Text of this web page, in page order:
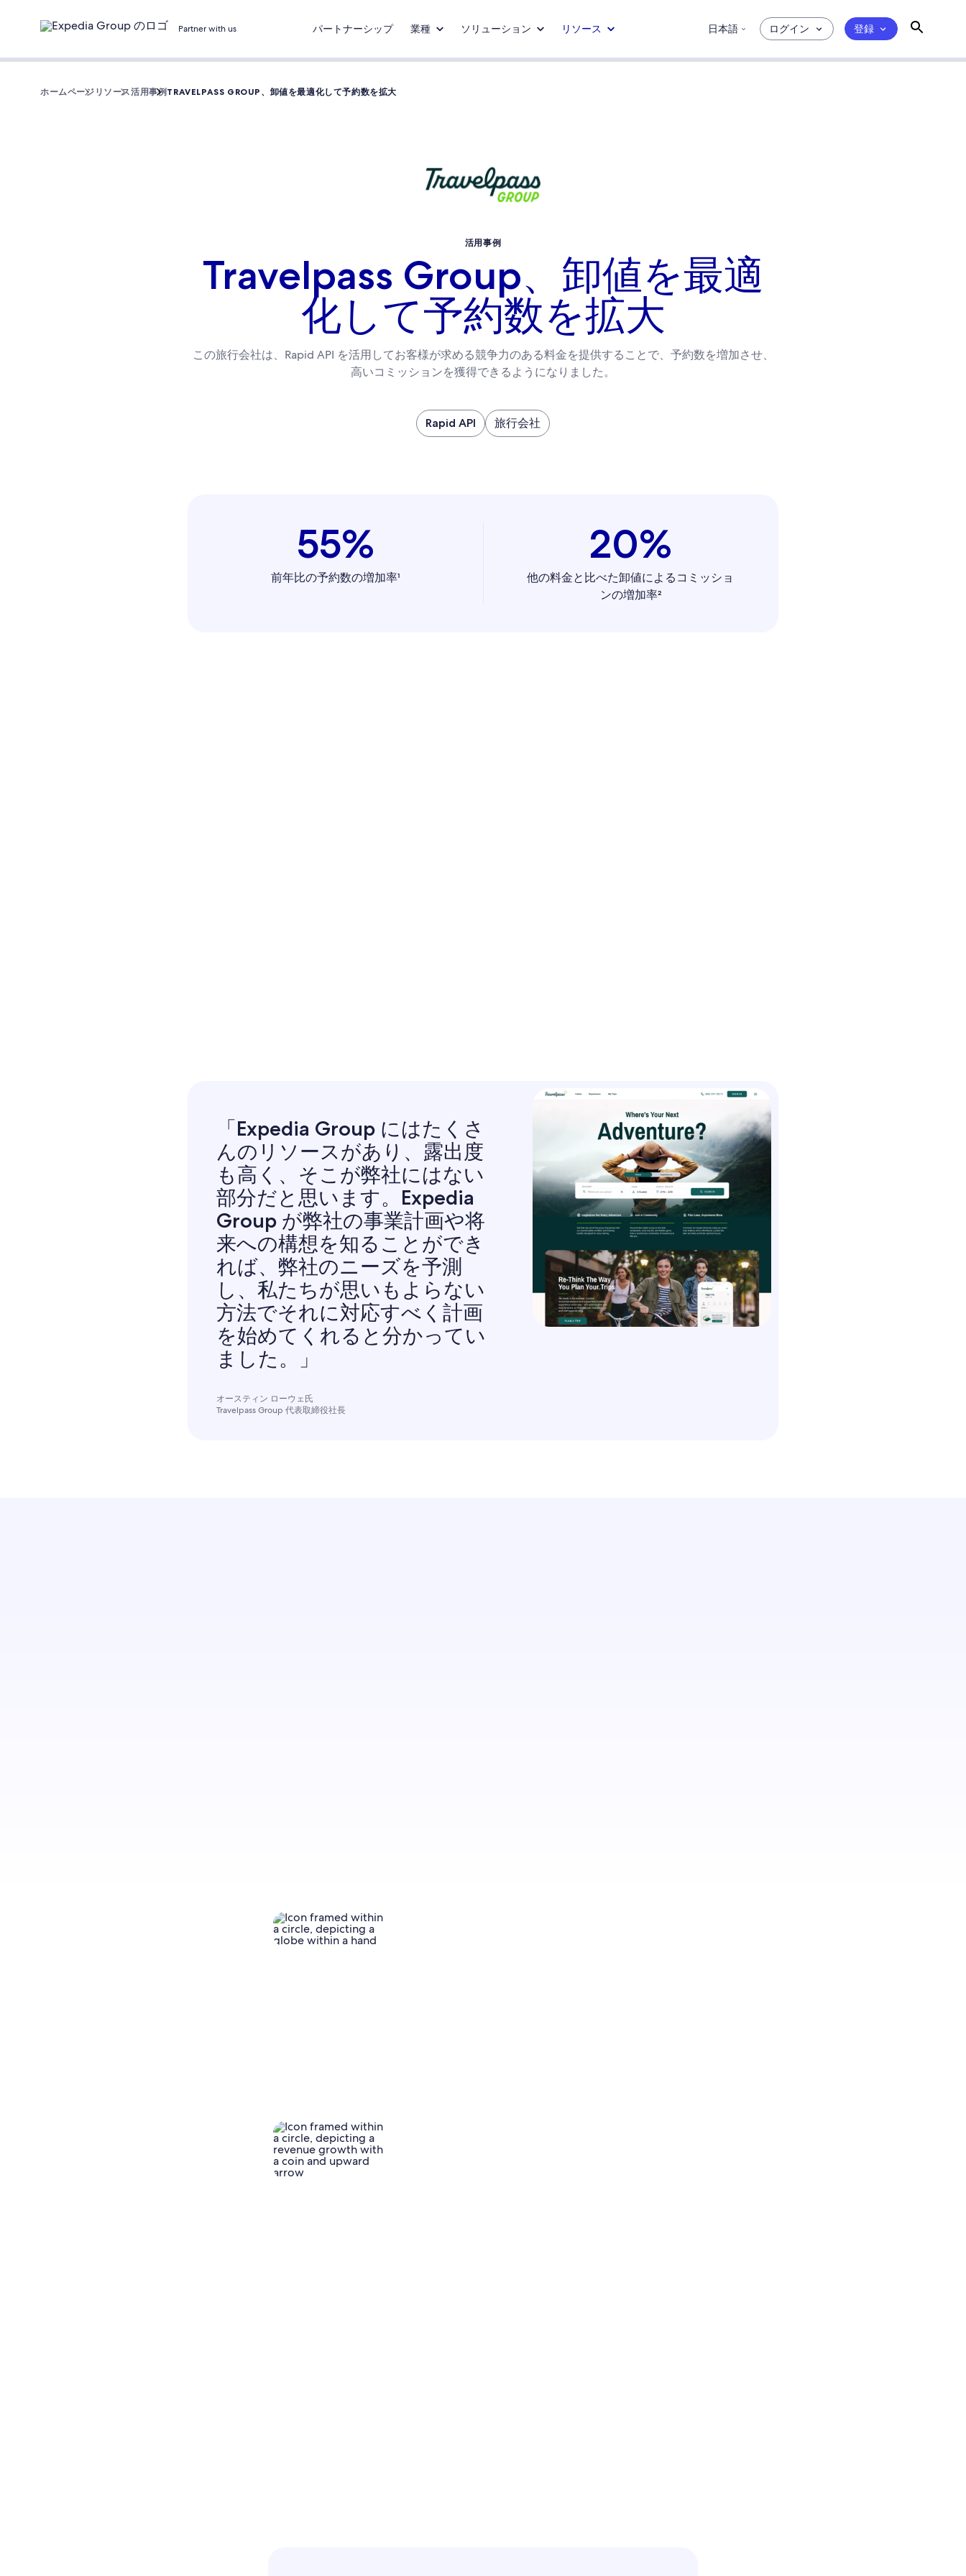
Partner with us パートナーシップ 業種 ソリューション リソース 日本語 ログイン 登録
ホームページ リソース活用事例 TRAVELPASS GROUP、卸値を最適化して予約数を拡大
活用事例
Travelpass Group、卸値を最適
化して予約数を拡大
この旅行会社は、Rapid API を活用してお客様が求める競争力のある料金を提供することで、予約数を増加させ、
高いコミッションを獲得できるようになりました。
Rapid API 旅行会社
55%
前年比の予約数の増加率¹
20%
他の料金と比べた卸値によるコミッショ
ンの増加率²
「Expedia Group にはたくさ
んのリソースがあり、露出度
も高く、そこが弊社にはない
部分だと思います。Expedia
Group が弊社の事業計画や将
来への構想を知ることができ
れば、弊社のニーズを予測
し、私たちが思いもよらない
方法でそれに対応すべく計画
を始めてくれると分かってい
ました。」
オースティン ローウェ氏
Travelpass Group 代表取締役社長